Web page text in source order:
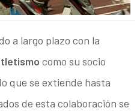
a largo plazo con la
como su socio
que se extiende hasta
de esta colaboración se